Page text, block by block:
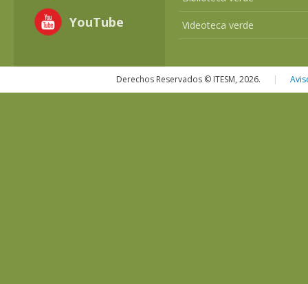
YouTube Videoteca verde
Derechos Reservados © ITESM, 2026. |